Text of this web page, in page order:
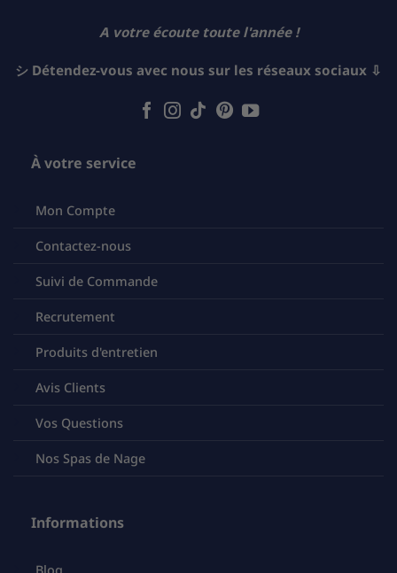
A votre écoute toute l'année !
シ Détendez-vous avec nous sur les réseaux sociaux ⇩
À votre service
Mon Compte
Contactez-nous
Suivi de Commande
Recrutement
Produits d'entretien
Avis Clients
Vos Questions
Nos Spas de Nage
Informations